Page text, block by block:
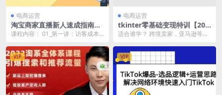
电商运营
淘宝商家直播新人速成指南，
淘宝直播入门小白必看（6节
课程内容： 01_第一讲：访客成本
二讲：商...
电商运营
tkinter零基础变现特训【20
期】系统传授TK玩法 从小白
适合谁学？ 跨境卖家，亚马逊等平
新流量？ 传统外贸...
VIP VIP